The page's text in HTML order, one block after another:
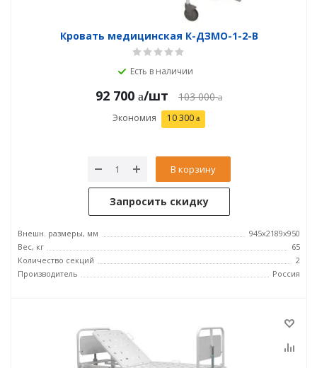
Кровать медицинская К-ДЗМО-1-2-В
Есть в наличии
92 700 /шт 103 000
Экономия 10 300
В корзину
Запросить скидку
Внешн. размеры, мм
945x2189x950
Вес, кг
65
Количество секций
2
Производитель
Россия